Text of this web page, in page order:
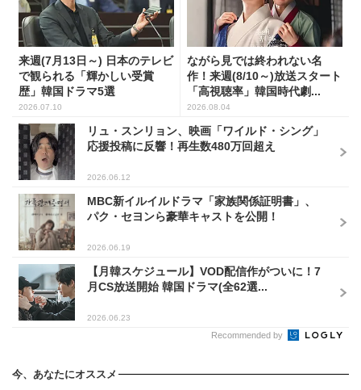
来週(7月13日～) 日本のテレビ
で観られる「輝かしい受賞
歴」韓国ドラマ5選
2026.07.10
ながら見では終われない名
作！来週(8/10～)放送スタート
「高視聴率」韓国時代劇...
2026.08.04
リュ・スンリョン、映画「ワイルド・シング」
応援投稿に反響！再生数480万回超え
2026.06.12
MBC新イルイルドラマ「家族関係証明書」、
パク・セヨンら豪華キャストを公開！
2026.06.19
【月韓スケジュール】VOD配信作がついに！7
月CS放送開始 韓国ドラマ(全62選...
2026.06.23
Recommended by
今、あなたにオススメ